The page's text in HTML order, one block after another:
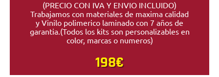
(PRECIO CON IVA Y ENVIO INCLUIDO)
Trabajamos con materiales de maxima calidad
y Vinilo polimerico laminado con 7 años de
garantia.(Todos los kits son personalizables en
color, marcas o numeros)
198€